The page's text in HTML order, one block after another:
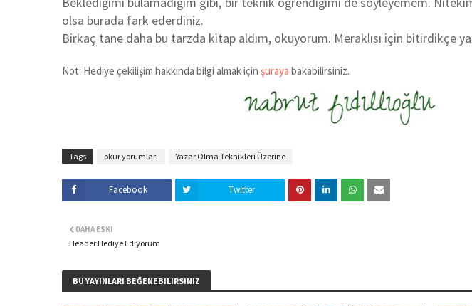
olsa burada fark ederdiniz.
Birkaç tane daha bu tarzda kitap aldım, okuyorum. Meraklısı için bitirdikçe
Not: Hediye çekilişim hakkında bilgi almak için şuraya bakabilirsiniz.
Tags okur yorumları Yazar Olma Teknikleri Üzerine
Facebook Twitter
DAHA ESKI
Header Hediye Ediyorum
BU YAYINLARI BEĞENEBILIRSINIZ